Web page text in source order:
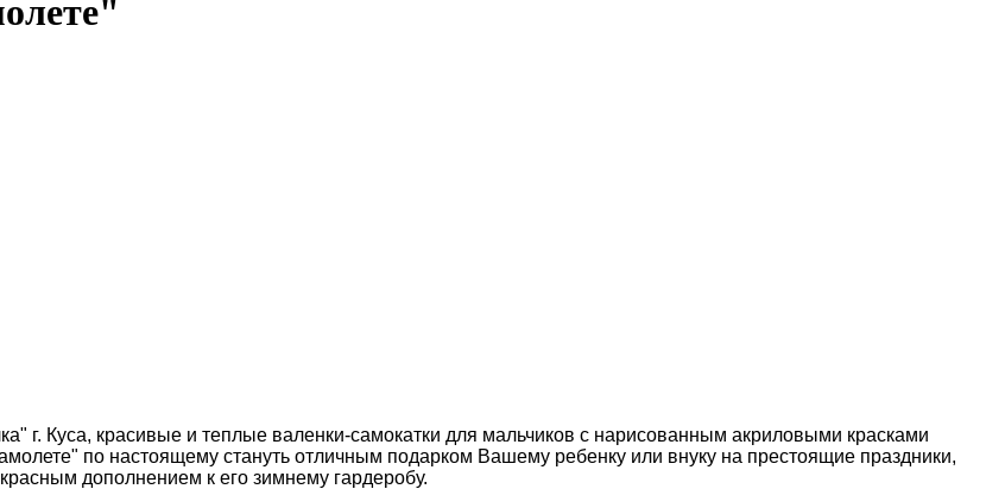
г. Куса, красивые и теплые валенки-самокатки для мальчиков с нарисованным акриловыми красками
по настоящему стануть отличным подарком Вашему ребенку или внуку на престоящие праздники,
дополнением к его зимнему гардеробу.